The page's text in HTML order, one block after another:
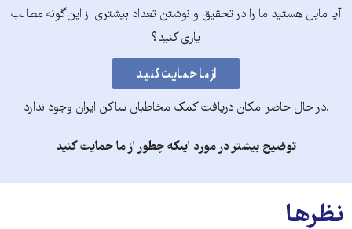
آیا مایل هستید ما را در تحقیق و نوشتن تعداد بیشتری از این‌گونه مطالب
یاری کنید؟
.در حال حاضر امکان دریافت کمک مخاطبان ساکن ایران وجود ندارد
توضیح بیشتر در مورد اینکه چطور از ما حمایت کنید
نظرها